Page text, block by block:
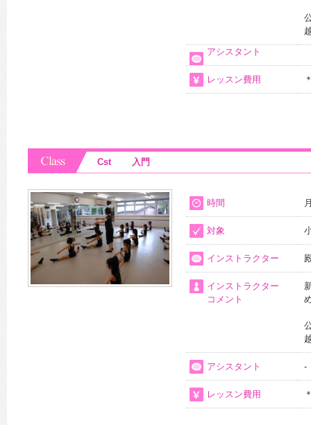
アシスタント
レッスン費用
Cst 入門
時間
対象
インストラクター
インストラクター
コメント
アシスタント -
レッスン費用